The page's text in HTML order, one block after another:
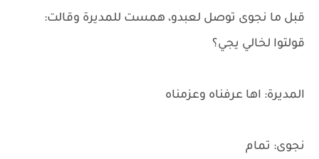
قبل ما نجوى توصل لعبدو، همست للمديرة وقالت:
قولتوا لخالي يجي؟
المديرة: اها عرفناه وعزمناه
نجوى: تمام